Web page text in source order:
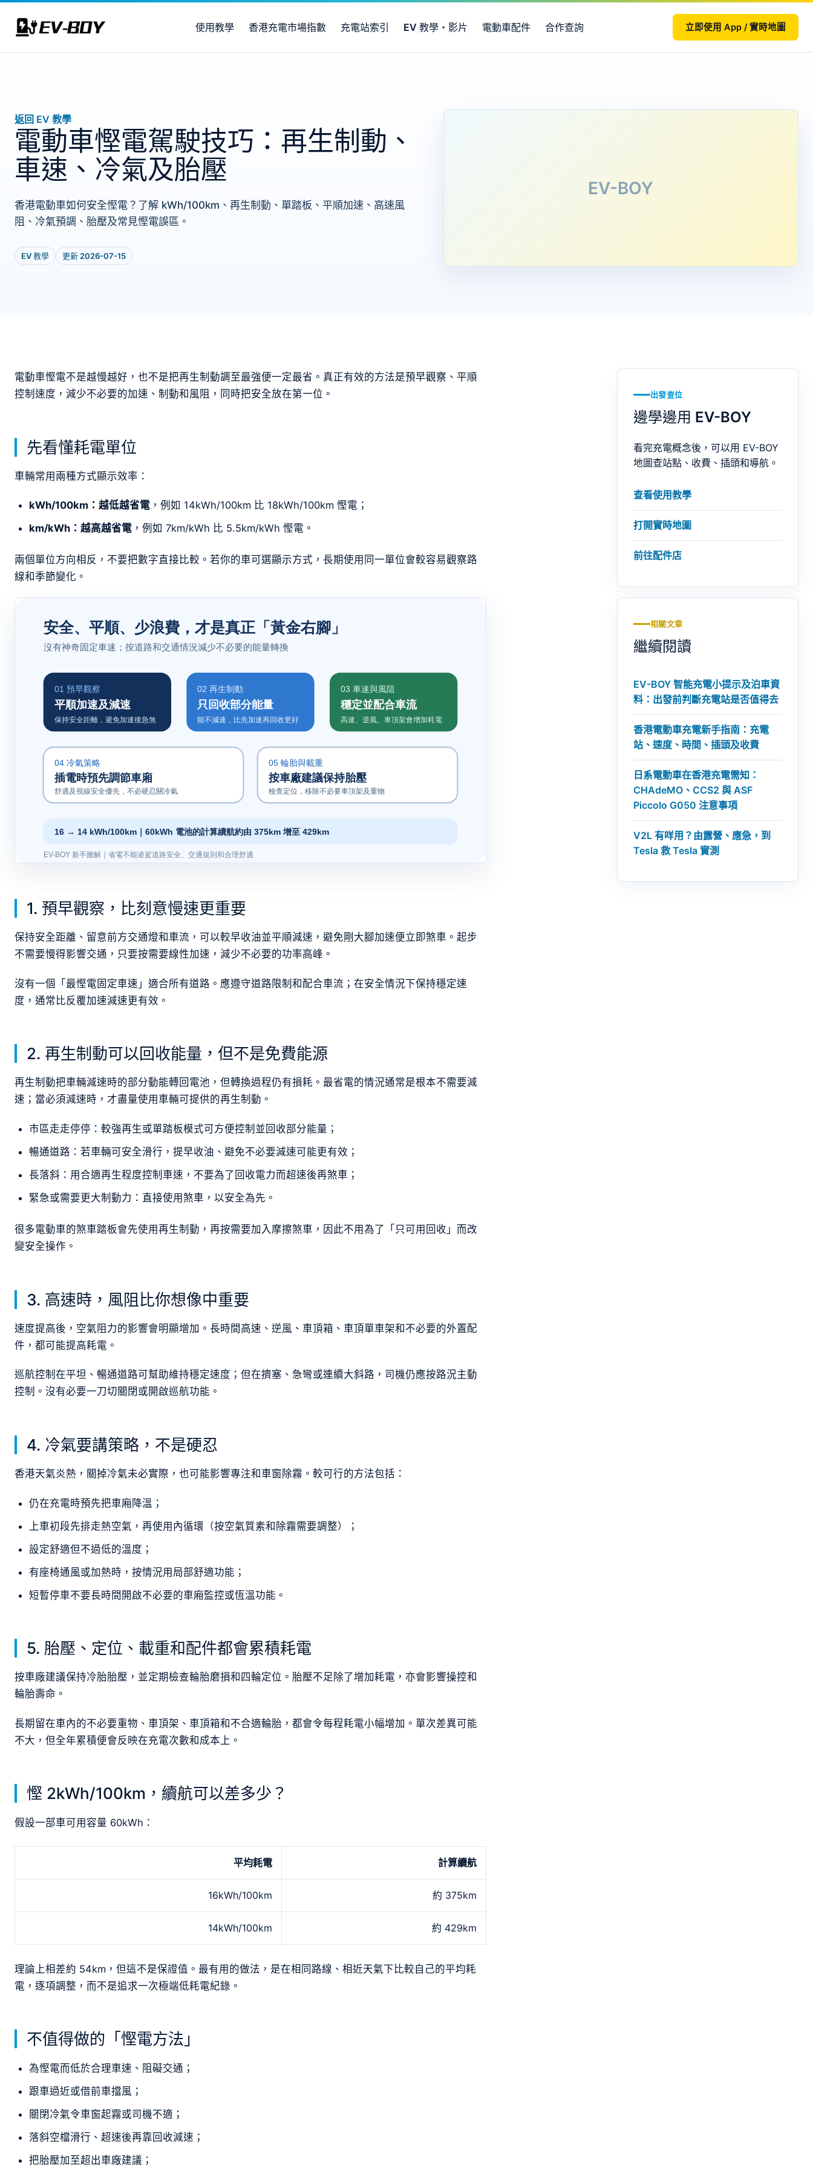
使用教學 香港充電市場指數 充電站索引 EV 教學・影片 電動車配件 合作查詢 立即使用 App / 實時地圖
返回 EV 教學
電動車慳電駕駛技巧：再生制動、
車速、冷氣及胎壓
香港電動車如何安全慳電？了解 kWh/100km、再生制動、單踏板、平順加速、高速風
阻、冷氣預調、胎壓及常見慳電誤區。
EV 教學 更新 2026-07-15
電動車慳電不是越慢越好，也不是把再生制動調至最強便一定最省。真正有效的方法是預早觀察、平順
控制速度，減少不必要的加速、制動和風阻，同時把安全放在第一位。
先看懂耗電單位
車輛常用兩種方式顯示效率：
kWh/100km：越低越省電，例如 14kWh/100km 比 18kWh/100km 慳電；
km/kWh：越高越省電，例如 7km/kWh 比 5.5km/kWh 慳電。
兩個單位方向相反，不要把數字直接比較。若你的車可選顯示方式，長期使用同一單位會較容易觀察路
線和季節變化。
1. 預早觀察，比刻意慢速更重要
保持安全距離、留意前方交通燈和車流，可以較早收油並平順減速，避免剛大腳加速便立即煞車。起步
不需要慢得影響交通，只要按需要線性加速，減少不必要的功率高峰。
沒有一個「最慳電固定車速」適合所有道路。應遵守道路限制和配合車流；在安全情況下保持穩定速
度，通常比反覆加速減速更有效。
2. 再生制動可以回收能量，但不是免費能源
再生制動把車輛減速時的部分動能轉回電池，但轉換過程仍有損耗。最省電的情況通常是根本不需要減
速；當必須減速時，才盡量使用車輛可提供的再生制動。
市區走走停停：較強再生或單踏板模式可方便控制並回收部分能量；
暢通道路：若車輛可安全滑行，提早收油、避免不必要減速可能更有效；
長落斜：用合適再生程度控制車速，不要為了回收電力而超速後再煞車；
緊急或需要更大制動力：直接使用煞車，以安全為先。
很多電動車的煞車踏板會先使用再生制動，再按需要加入摩擦煞車，因此不用為了「只可用回收」而改
變安全操作。
3. 高速時，風阻比你想像中重要
速度提高後，空氣阻力的影響會明顯增加。長時間高速、逆風、車頂箱、車頂單車架和不必要的外置配
件，都可能提高耗電。
巡航控制在平坦、暢通道路可幫助維持穩定速度；但在擠塞、急彎或連續大斜路，司機仍應按路況主動
控制。沒有必要一刀切關閉或開啟巡航功能。
4. 冷氣要講策略，不是硬忍
香港天氣炎熱，關掉冷氣未必實際，也可能影響專注和車窗除霧。較可行的方法包括：
仍在充電時預先把車廂降溫；
上車初段先排走熱空氣，再使用內循環（按空氣質素和除霧需要調整）；
設定舒適但不過低的溫度；
有座椅通風或加熱時，按情況用局部舒適功能；
短暫停車不要長時間開啟不必要的車廂監控或恆溫功能。
5. 胎壓、定位、載重和配件都會累積耗電
按車廠建議保持冷胎胎壓，並定期檢查輪胎磨損和四輪定位。胎壓不足除了增加耗電，亦會影響操控和
輪胎壽命。
長期留在車內的不必要重物、車頂架、車頂箱和不合適輪胎，都會令每程耗電小幅增加。單次差異可能
不大，但全年累積便會反映在充電次數和成本上。
慳 2kWh/100km，續航可以差多少？
假設一部車可用容量 60kWh：
平均耗電 計算續航
16kWh/100km 約 375km
14kWh/100km 約 429km
理論上相差約 54km，但這不是保證值。最有用的做法，是在相同路線、相近天氣下比較自己的平均耗
電，逐項調整，而不是追求一次極端低耗電紀錄。
不值得做的「慳電方法」
為慳電而低於合理車速、阻礙交通；
跟車過近或借前車擋風；
關閉冷氣令車窗起霧或司機不適；
落斜空檔滑行、超速後再靠回收減速；
把胎壓加至超出車廠建議；
出發查位
邊學邊用 EV-BOY
看完充電概念後，可以用 EV-BOY
地圖查站點、收費、插頭和導航。
查看使用教學
打開實時地圖
前往配件店
相關文章
繼續閱讀
EV-BOY 智能充電小提示及泊車資
料：出發前判斷充電站是否值得去
香港電動車充電新手指南：充電
站、速度、時間、插頭及收費
日系電動車在香港充電需知：
CHAdeMO、CCS2 與 ASF
Piccolo G050 注意事項
V2L 有咩用？由露營、應急，到
Tesla 救 Tesla 實測